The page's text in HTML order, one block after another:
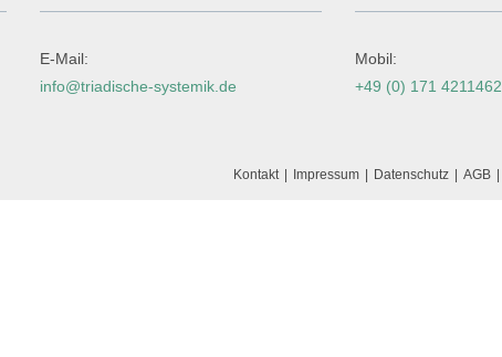
E-Mail:
info@triadische-systemik.de
Mobil:
+49 (0) 171 4211462
Kontakt Impressum Datenschutz AGB